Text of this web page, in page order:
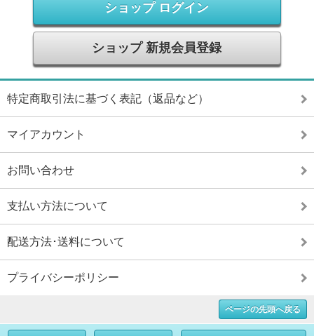
ショップ ログイン
ショップ 新規会員登録
特定商取引法に基づく表記（返品など）
マイアカウント
お問い合わせ
支払い方法について
配送方法･送料について
プライバシーポリシー
ページの先頭へ戻る